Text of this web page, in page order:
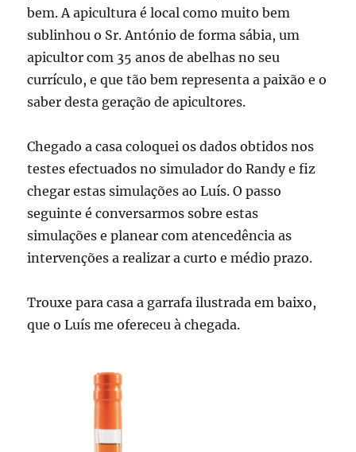
bem. A apicultura é local como muito bem
sublinhou o Sr. António de forma sábia, um
apicultor com 35 anos de abelhas no seu
currículo, e que tão bem representa a paixão e o
saber desta geração de apicultores.
Chegado a casa coloquei os dados obtidos nos
testes efectuados no simulador do Randy e fiz
chegar estas simulações ao Luís. O passo
seguinte é conversarmos sobre estas
simulações e planear com atencedência as
intervenções a realizar a curto e médio prazo.
Trouxe para casa a garrafa ilustrada em baixo,
que o Luís me ofereceu à chegada.